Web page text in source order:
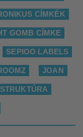
CÍMKÉK
GOMB CÍMKE
SEPIOO LABELS
JOAN